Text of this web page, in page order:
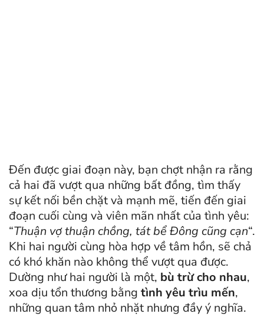
Đến được giai đoạn này, bạn chợt nhận ra rằng
cả hai đã vượt qua những bất đồng, tìm thấy
sự kết nối bền chặt và mạnh mẽ, tiến đến giai
đoạn cuối cùng và viên mãn nhất của tình yêu:
“Thuận vợ thuận chồng, tát bể Đông cũng cạn“.
Khi hai người cùng hòa hợp về tâm hồn, sẽ chả
có khó khăn nào không thể vượt qua được.
Dường như hai người là một, bù trừ cho nhau,
xoa dịu tổn thương bằng tình yêu trìu mến,
những quan tâm nhỏ nhặt nhưng đầy ý nghĩa.